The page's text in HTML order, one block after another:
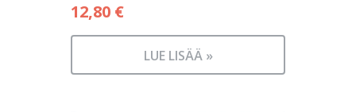
12,80 €
LUE LISÄÄ »